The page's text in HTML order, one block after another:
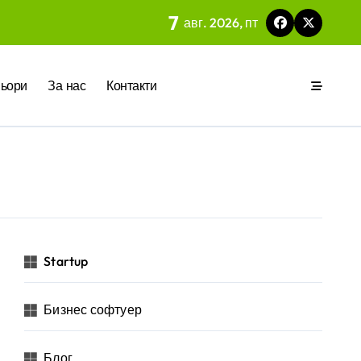
за бъдещето на технологиите и AI
изкуствен интелект в хотелиерството
7 авг. 2026, пт
За нас Контакти
Startup
Бизнес софтуер
Блог